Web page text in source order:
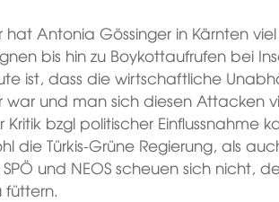
hat Antonia Gössinger in Kärnten
bis hin zu Boykottaufrufen bei
ist, dass die wirtschaftliche
und man sich diesen Attacken
bzgl politischer Einflussnahme
die Türkis-Grüne Regierung, als
und NEOS scheuen sich nicht,
füttern.